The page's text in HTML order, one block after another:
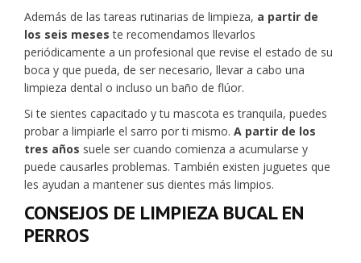
Además de las tareas rutinarias de limpieza, a partir de
los seis meses te recomendamos llevarlos
periódicamente a un profesional que revise el estado de su
boca y que pueda, de ser necesario, llevar a cabo una
limpieza dental o incluso un baño de flúor.
Si te sientes capacitado y tu mascota es tranquila, puedes
probar a limpiarle el sarro por ti mismo. A partir de los
tres años suele ser cuando comienza a acumularse y
puede causarles problemas. También existen juguetes que
les ayudan a mantener sus dientes más limpios.
CONSEJOS DE LIMPIEZA BUCAL EN
PERROS